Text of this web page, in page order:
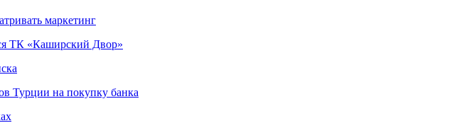
маркетинг
ТК «Каширский Двор»
Турции на покупку банка